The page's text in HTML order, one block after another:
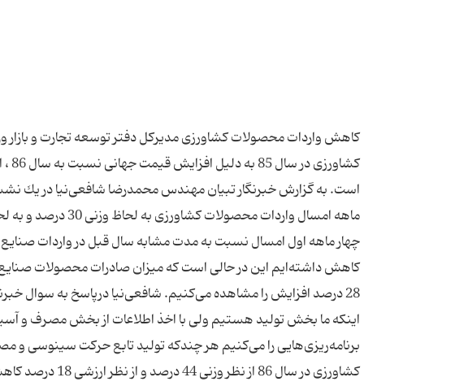
کاهش واردات محصولات کشاورزی مدیركل دفتر توسعه تجارت و بازار
است. به گزارش خبرنگار تبیان مهندس محمد‌رضا شافعی‌نیا در یك
ماهه امسال واردات
كاهش داشته‌ایم این در حالی است كه میزان صادرات محصولات
28 درصد افزایش را مشاهده می‌كنیم. شافعی‌نیا درپاسخ به سوال
اینكه ما بخش تولید هستیم ولی با اخذ اطلاعات از بخش مصرف و
برنامه‌ریزی‌هایی را می‌كنیم هر چندكه تولید تابع حركت سینوسی